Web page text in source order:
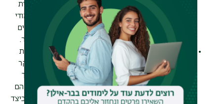
מסיבה זו לימוד שיטות מחקר הוא חלק אינטגרלי מתוכנית
מכינה ייעודית למדעי החברה והרוח
, כך שלצד לימודי
מתמטיקה, אנגלית, הבעה וקורסים במדעי החברה, רוכשים
הסטודנטים והסטודנטיות ידע במתודולוגיה ושיטות מחקר.
לימודי שיטות מחקר תורמים גם לפיתוח חשיבה ביקורתית
בקרב סטודנטים. במהלך לימודי מתודולוגיה ושיטות מחקר
לומדים כיצד לנסח שאלות מחקר, איך לאסוף נתונים, איך
לפרש ממצאים, כיצד להעריך מידע, איך לזהות הטיות, מהם
מקורות מידע אמינים ומהם מקורות מידע בלתי אמינים, כיצד